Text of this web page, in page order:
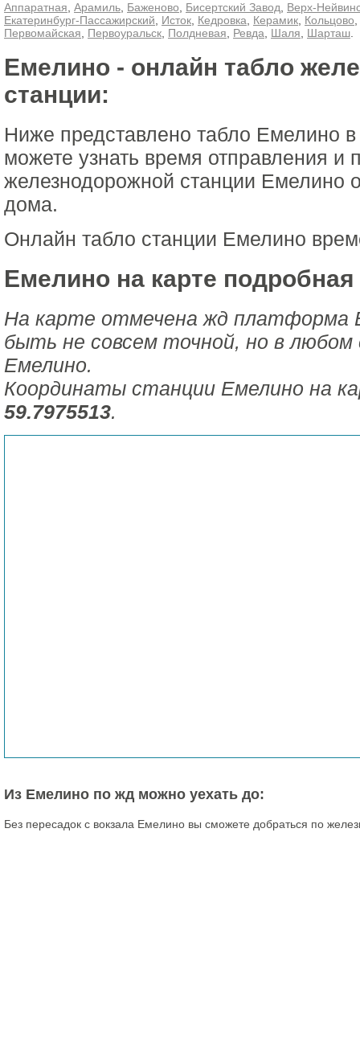
Аппаратная Арамиль Баженово Бисертский Завод
Верх-
Екатеринбург-Пассажирский
Исток Кедровка Керамик Кольцово
Первомайская
Первоуральск Полдневая Ревда Шаля Шарташ
Емелино - онлайн табло
станции:
Ниже представлено табло Емелино
можете узнать время отправления и
железнодорожной станции Емелино
дома.
Онлайн табло станции Емелино
Емелино на карте
На карте отмечена жд
быть не совсем точной, но в любом
Емелино.
Координаты станции Емелино на
59.7975513.
Из Емелино по жд можно уехать до:
Без пересадок с вокзала Емелино вы сможете добраться по